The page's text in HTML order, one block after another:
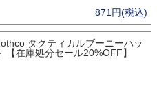
871円(税込)
タクティカルブーニーハッ
【在庫処分セール20%OFF】